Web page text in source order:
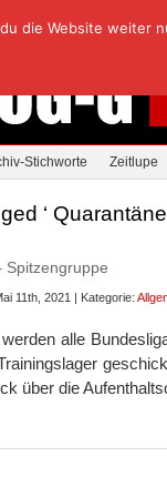
Stichworte Zeitlupe
‘ Quarantäne
Spitzengruppe
11th, 2021 | Kategorie:
alle
über die
die Website